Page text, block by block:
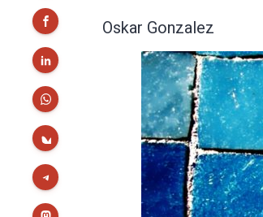
Oskar Gonzalez